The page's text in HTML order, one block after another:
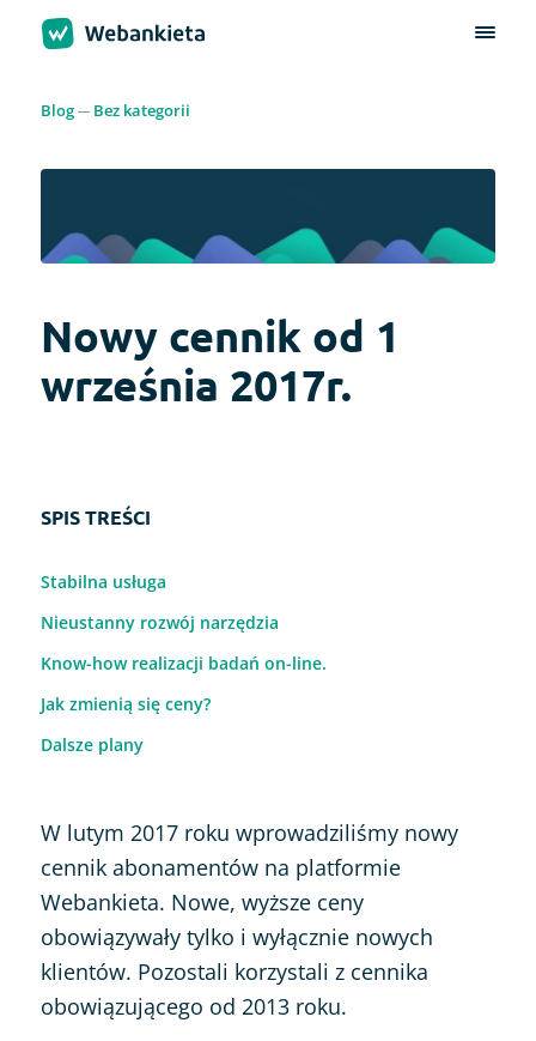
Blog Bez kategorii
Nowy cennik od 1
września 2017r.
SPIS TREŚCI
Stabilna usługa
Nieustanny rozwój narzędzia
Know-how realizacji badań on-line.
Jak zmienią się ceny?
Dalsze plany
W lutym 2017 roku wprowadziliśmy nowy
cennik abonamentów na platformie
Webankieta. Nowe, wyższe ceny
obowiązywały tylko i wyłącznie nowych
klientów. Pozostali korzystali z cennika
obowiązującego od 2013 roku.